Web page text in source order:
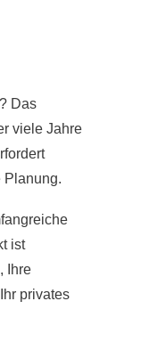
Das
viele Jahre
Planung.
ist
Ihre
privates